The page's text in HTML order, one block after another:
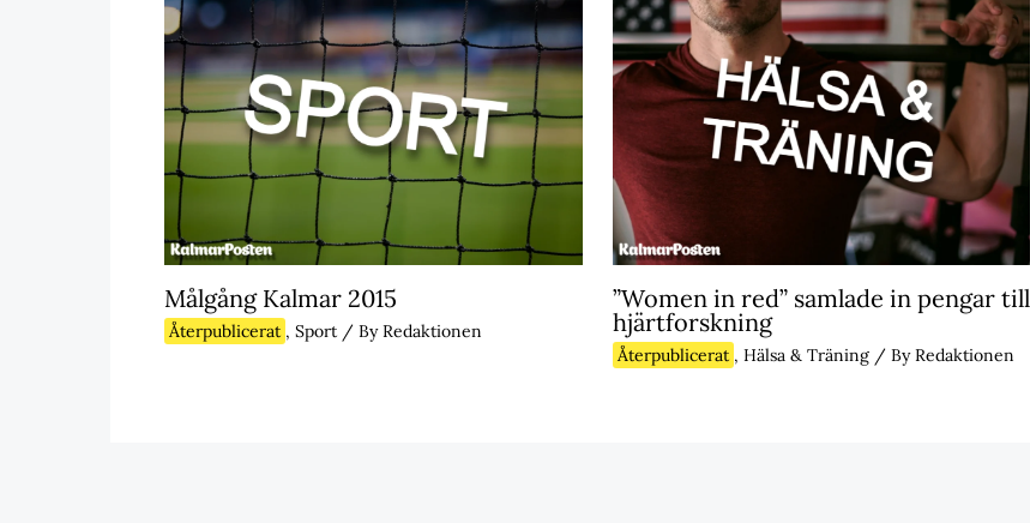
Målgång Kalmar 2015
Återpublicerat , Sport / ByRedaktionen
”Women in red” samlade in pengar till
hjärtforskning
Återpublicerat , Hälsa & Träning/ ByRedaktionen